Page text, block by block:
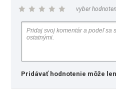
vyber
Pridávať hodnotenie môže len